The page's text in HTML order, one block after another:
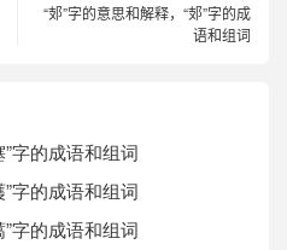
“𨙸”字的意思和解释，“𨙸”字的成
语和组词
”字的成语和组词
”字的成语和组词
”字的成语和组词